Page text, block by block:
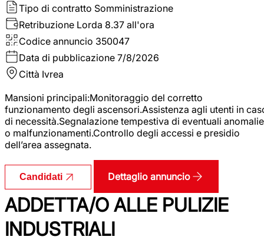
Tipo di contratto Somministrazione
Retribuzione Lorda 8.37 all'ora
Codice annuncio 350047
Data di pubblicazione 7/8/2026
Città Ivrea
Mansioni principali:Monitoraggio del corretto
funzionamento degli ascensori.Assistenza agli utenti in
di necessità.Segnalazione tempestiva di eventuali anomalie
o malfunzionamenti.Controllo degli accessi e presidio
dell’area assegnata.
Candidati Dettaglio annuncio
ADDETTA/O ALLE PULIZIE
INDUSTRIALI